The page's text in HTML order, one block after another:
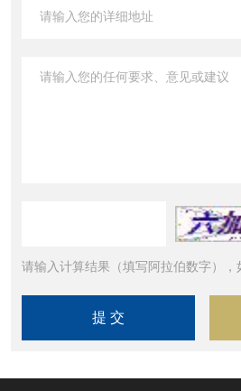
请输入计算结果（填写阿拉伯数字），